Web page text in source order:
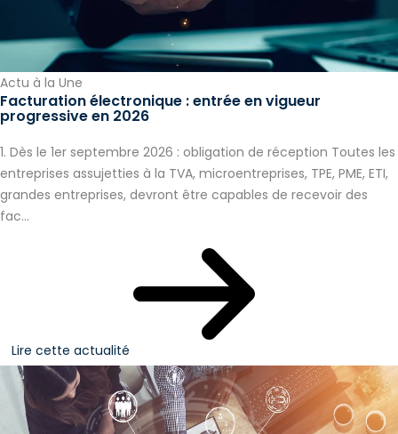
Actu à la Une
Facturation électronique : entrée en vigueur
progressive en 2026
1. Dès le 1er septembre 2026 : obligation de réception Toutes les
entreprises assujetties à la TVA, microentreprises, TPE, PME, ETI,
grandes entreprises, devront être capables de recevoir des
fac...
Lire cette actualité